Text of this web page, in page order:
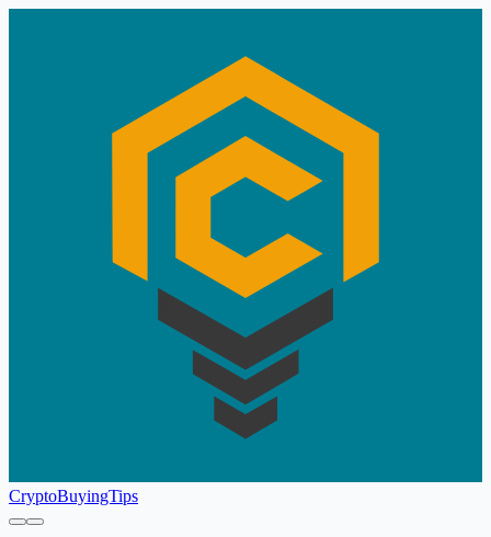
CryptoBuyingTips